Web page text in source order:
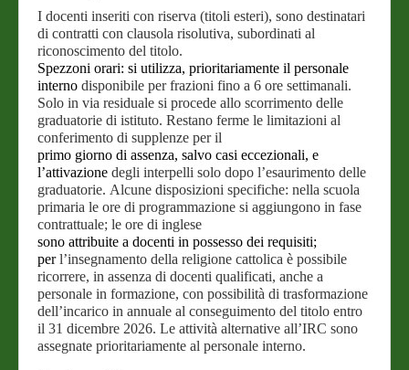
I docenti inseriti con riserva (titoli esteri), sono destinatari
di contratti con clausola risolutiva, subordinati al
riconoscimento del titolo.
Spezzoni orari: si utilizza, prioritariamente il personale
interno disponibile per frazioni fino a 6 ore settimanali.
Solo in via residuale si procede allo scorrimento delle
graduatorie di istituto. Restano ferme le limitazioni al
conferimento di supplenze per il
primo giorno di assenza, salvo casi eccezionali, e
l’attivazione degli interpelli solo dopo l’esaurimento delle
graduatorie. Alcune disposizioni specifiche: nella scuola
primaria le ore di programmazione si aggiungono in fase
contrattuale; le ore di inglese
sono attribuite a docenti in possesso dei requisiti;
perl’insegnamento della religione cattolica è possibile
ricorrere, in assenza di docenti qualificati, anche a
personale in formazione, con possibilità di trasformazione
dell’incarico in annuale al conseguimento del titolo entro
il 31 dicembre 2026. Le attività alternative all’IRC sono
assegnate prioritariamente al personale interno.